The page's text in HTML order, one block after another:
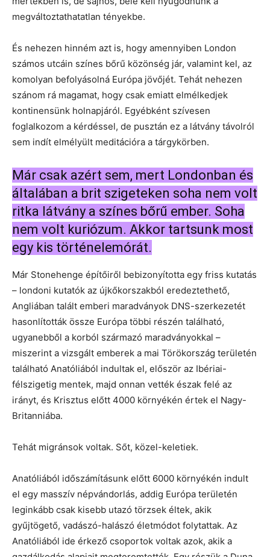
megváltoztathatatlan tényekbe.
És nehezen hinném azt is, hogy amennyiben London
számos utcáin színes bőrű közönség jár, valamint kel, az
komolyan befolyásolná Európa jövőjét. Tehát nehezen
szánom rá magamat, hogy csak emiatt elmélkedjek
kontinensünk holnapjáról. Egyébként szívesen
foglalkozom a kérdéssel, de pusztán ez a látvány távolról
sem indít elmélyült meditációra a tárgykörben.
Már csak azért sem, mert Londonban és
általában a brit szigeteken soha nem volt
ritka látvány a színes bőrű ember. Soha
nem volt kuriózum. Akkor tartsunk most
egy kis történelemórát.
Már Stonehenge építőiről bebizonyította egy friss kutatás
– londoni kutatók az újkőkorszakból eredeztethető,
Angliában talált emberi maradványok DNS-szerkezetét
hasonlították össze Európa többi részén található,
ugyanebből a korból származó maradványokkal –
miszerint a vizsgált emberek a mai Törökország területén
található Anatóliából indultak el, először az Ibériai-
félszigetig mentek, majd onnan vették észak felé az
irányt, és Krisztus előtt 4000 környékén értek el Nagy-
Britanniába.
Tehát migránsok voltak. Sőt, közel-keletiek.
Anatóliából időszámításunk előtt 6000 környékén indult
el egy masszív népvándorlás, addig Európa területén
leginkább csak kisebb utazó törzsek éltek, akik
gyűjtögető, vadászó-halászó életmódot folytattak. Az
Anatóliából ide érkező csoportok voltak azok, akik a